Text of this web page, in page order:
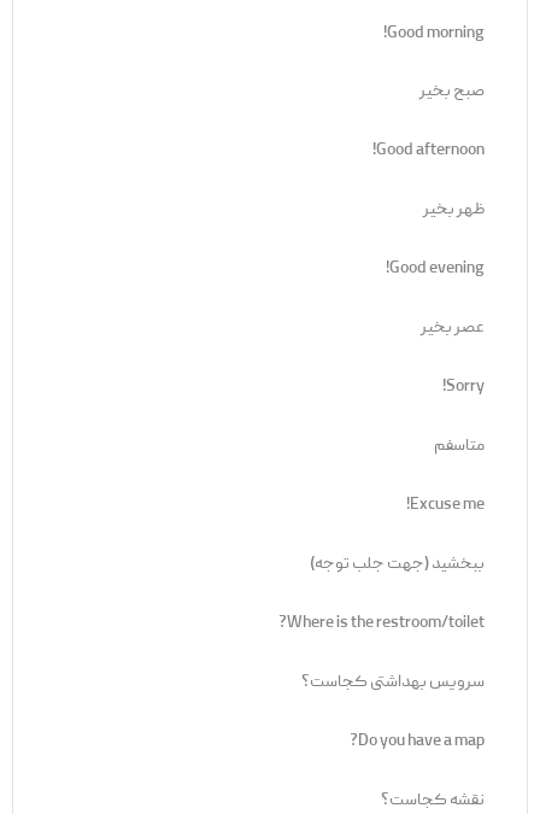
Good morning!
صبح بخیر
Good afternoon!
ظهر بخیر
Good evening!
عصر بخیر
Sorry!
متاسفم
Excuse me!
ببخشید (جهت جلب توجه)
Where is the restroom/toilet?
سرویس بهداشتی کجاست؟
Do you have a map?
نقشه کجاست؟